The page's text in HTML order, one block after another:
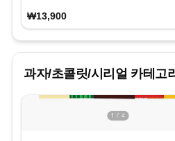
₩13,900
과자/초콜릿/시리얼 카테고